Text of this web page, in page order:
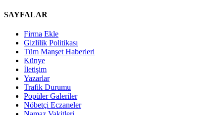
SAYFALAR
Firma Ekle
Gizlilik Politikası
Tüm Manşet Haberleri
Künye
İletişim
Yazarlar
Trafik Durumu
Popüler Galeriler
Nöbetçi Eczaneler